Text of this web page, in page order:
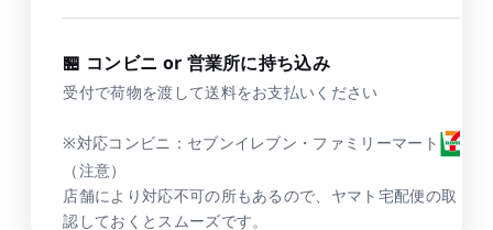
🏪 コンビニ or 営業所に持ち込み
受付で荷物を渡して送料をお支払いください
※対応コンビニ：セブンイレブン・ファミリーマート
（注意）
店舗により対応不可の所もあるので、ヤマト宅配便の取り
認しておくとスムーズです。